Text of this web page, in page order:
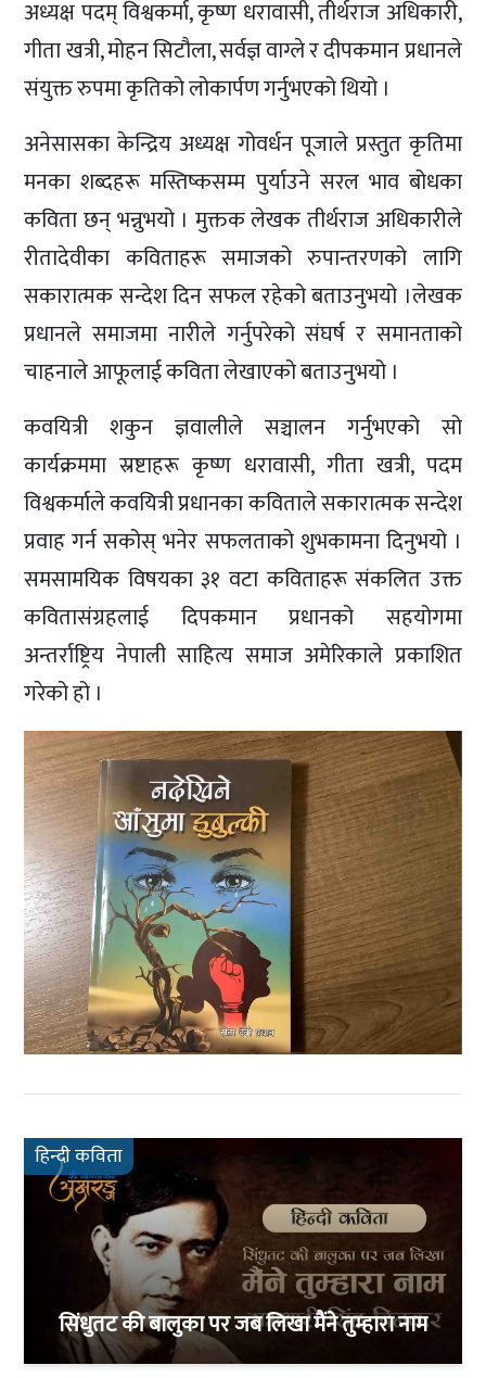
अध्यक्ष पदम् विश्वकर्मा, कृष्ण धरावासी, तीर्थराज अधिकारी,
गीता खत्री, मोहन सिटौला, सर्वज्ञ वाग्ले र दीपकमान प्रधानले
संयुक्त रुपमा कृतिको लोकार्पण गर्नुभएको थियो ।
अनेसासका केन्द्रिय अध्यक्ष गोवर्धन पूजाले प्रस्तुत कृतिमा
मनका शब्दहरू मस्तिष्कसम्म पुर्याउने सरल भाव बोधका
कविता छन् भन्नुभयो । मुक्तक लेखक तीर्थराज अधिकारीले
रीतादेवीका कविताहरू समाजको रुपान्तरणको लागि
सकारात्मक सन्देश दिन सफल रहेको बताउनुभयो ।लेखक
प्रधानले समाजमा नारीले गर्नुपरेको संघर्ष र समानताको
चाहनाले आफूलाई कविता लेखाएको बताउनुभयो ।
कवयित्री शकुन ज्ञवालीले सञ्चालन गर्नुभएको सो
कार्यक्रममा स्रष्टाहरू कृष्ण धरावासी, गीता खत्री, पदम
विश्वकर्माले कवयित्री प्रधानका कविताले सकारात्मक सन्देश
प्रवाह गर्न सकोस् भनेर सफलताको शुभकामना दिनुभयो ।
समसामयिक विषयका ३१ वटा कविताहरू संकलित उक्त
कवितासंग्रहलाई दिपकमान प्रधानको सहयोगमा
अन्तर्राष्ट्रिय नेपाली साहित्य समाज अमेरिकाले प्रकाशित
गरेको हो ।
हिन्दी कविता
सिंधुतट की बालुका पर जब लिखा मैंने तुम्हारा नाम